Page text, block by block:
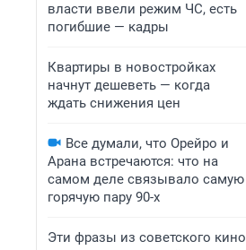
власти ввели режим ЧС, есть
погибшие — кадры
Квартиры в новостройках
начнут дешеветь — когда
ждать снижения цен
Все думали, что Орейро и
Арана встречаются: что на
самом деле связывало самую
горячую пару 90-х
Эти фразы из советского кино